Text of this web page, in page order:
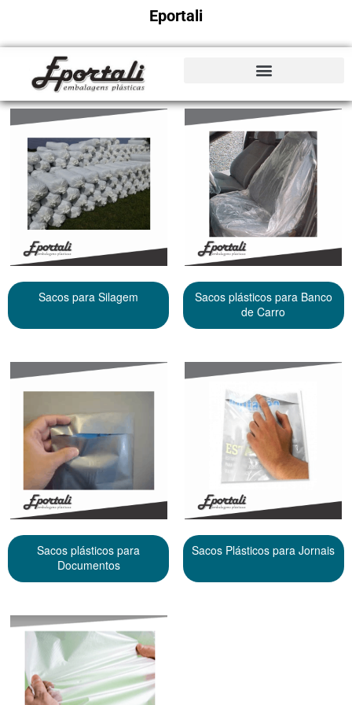
Sacos para Silagem
Sacos plásticos para Banco
de Carro
Sacos plásticos para
Documentos
Sacos Plásticos para Jornais
Eportali